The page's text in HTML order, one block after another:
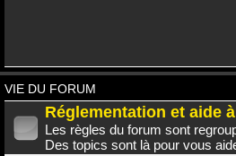
VIE DU FORUM
Réglementation et aide
Les règles du forum sont
Des topics sont là pour vous